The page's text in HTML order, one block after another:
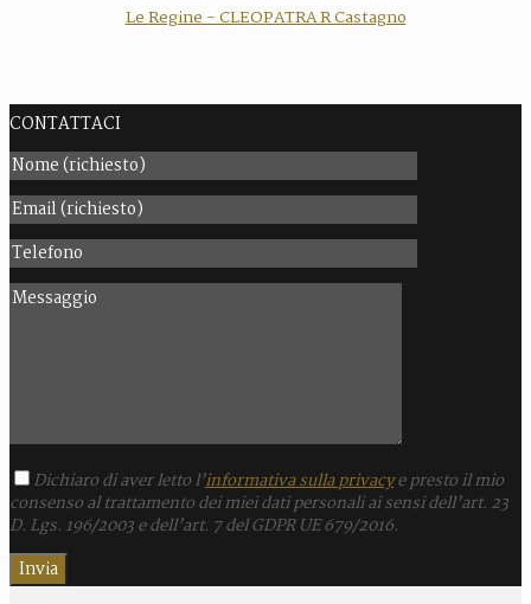
Le Regine - CLEOPATRA R Castagno
CONTATTACI
Dichiaro di aver letto l’informativa sulla privacye presto il mio
consenso al trattamento dei miei dati personali ai sensi dell’art. 23
D. Lgs. 196/2003 e dell’art. 7 del GDPR UE 679/2016.